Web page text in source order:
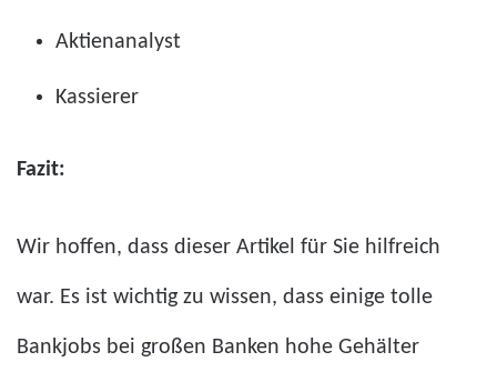
Aktienanalyst
Kassierer
Fazit:
Wir hoffen, dass dieser Artikel für Sie hilfreich
war. Es ist wichtig zu wissen, dass einige tolle
Bankjobs bei großen Banken hohe Gehälter